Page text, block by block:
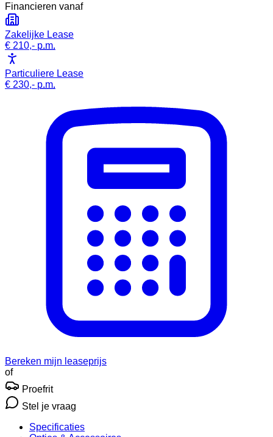
Financieren vanaf
Zakelijke Lease
€ 210,- p.m.
Particuliere Lease
€ 230,- p.m.
Bereken mijn leaseprijs
of
Proefrit
Stel je vraag
Specificaties